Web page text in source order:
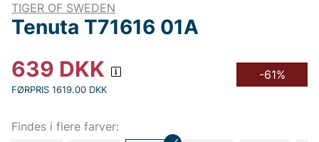
TIGER OF SWEDEN
Tenuta T71616 01A
639 DKK
FØRPRIS 1619.00 DKK
-61%
Findes i flere farver: